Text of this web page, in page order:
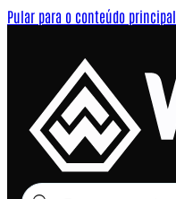
Pular para o conteúdo principal